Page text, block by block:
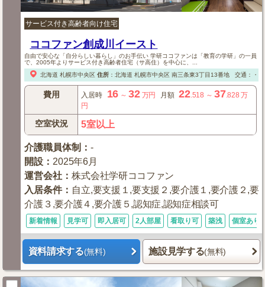
サービス付き高齢者向け住宅
ココファン創成川イースト
自由で安心な「自分らしい暮らし」のお手伝い 学研ココファンは「教育の学研」の一員
で、2005年よりサービス付き高齢者住宅（サ高住）を中心に、...
北海道 札幌市中央区 住所： 北海道 札幌市中央区南三条東3丁目13番地 交通：・
費用 入居時 16 ～32 万円 月額 22.518 ～37.828 万
円
空室状況 5室以上
介護職員体制 ：-
開設 ： 2025年6月
運営会社 ：株式会社学研ココファン
入居条件： 自立,要支援１,要支援２,要介護１,要介護２,要
介護３,要介護４,要介護５,認知症,認知症相談可
新着情報 見学可 即入居可 2人部屋 看取り可 築浅 個室あり
資料請求する(無料) 施設見学する(無料)